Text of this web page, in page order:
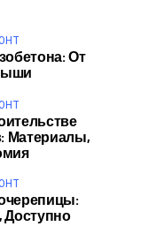
От
Материалы,
Доступно